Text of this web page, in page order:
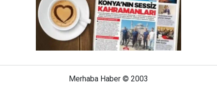
Merhaba Haber © 2003